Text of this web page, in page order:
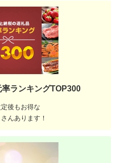
ランキングTOP300
後もお得な
んあります！